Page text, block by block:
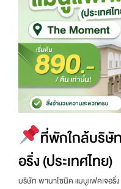
ที่พักใกล้บริษั
อริ่ง (ประเทศไทย)
บริษัท พานาโซนิค แมนูแฟคเจอริ่ง